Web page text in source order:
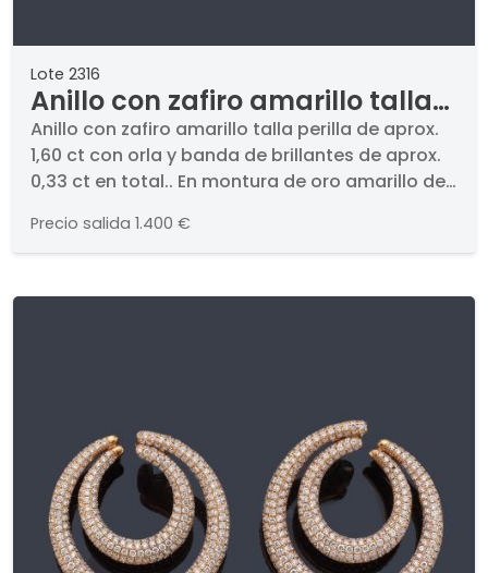
Lote 2316
Anillo con zafiro amarillo talla
perilla de aprox. 1,60 ct con orla
y banda de brillantes de aprox.
0,33 ct en total.
Anillo con zafiro amarillo talla perilla de aprox.
1,60 ct con orla y banda de brillantes de aprox.
0,33 ct en total.. En montura de oro amarillo de
Precio salida 1.400 €